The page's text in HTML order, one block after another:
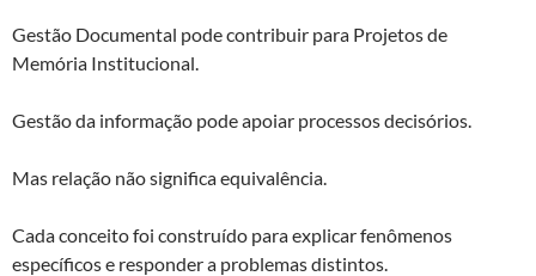
Gestão Documental pode contribuir para Projetos de
Memória Institucional.
Gestão da informação pode apoiar processos decisórios.
Mas relação não significa equivalência.
Cada conceito foi construído para explicar fenômenos
específicos e responder a problemas distintos.